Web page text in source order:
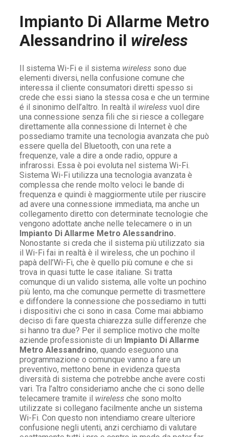
Impianto Di Allarme Metro
Alessandrino il wireless
Il sistema Wi-Fi e il sistema wireless sono due
elementi diversi, nella confusione comune che
interessa il cliente consumatori diretti spesso si
crede che essi siano la stessa cosa e che un termine
é il sinonimo dell’altro. In realtà il wireless vuol dire
una connessione senza fili che si riesce a collegare
direttamente alla connessione di Internet è che
possediamo tramite una tecnologia avanzata che può
essere quella del Bluetooth, con una rete a
frequenze, vale a dire a onde radio, oppure a
infrarossi. Essa è poi evoluta nel sistema Wi-Fi.
Sistema Wi-Fi utilizza una tecnologia avanzata è
complessa che rende molto veloci le bande di
frequenza e quindi è maggiormente utile per riuscire
ad avere una connessione immediata, ma anche un
collegamento diretto con determinate tecnologie che
vengono adottate anche nelle telecamere o in un
Impianto Di Allarme Metro Alessandrino.
Nonostante si creda che il sistema più utilizzato sia
il Wi-Fi fai in realtà è il wireless, che un pochino il
papà dell’Wi-Fi, che è quello più comune e che si
trova in quasi tutte le case italiane. Si tratta
comunque di un valido sistema, alle volte un pochino
più lento, ma che comunque permette di trasmettere
e diffondere la connessione che possediamo in tutti
i dispositivi che ci sono in casa. Come mai abbiamo
deciso di fare questa chiarezza sulle differenze che
si hanno tra due? Per il semplice motivo che molte
aziende professioniste di un Impianto Di Allarme
Metro Alessandrino, quando eseguono una
programmazione o comunque vanno a fare un
preventivo, mettono bene in evidenza questa
diversità di sistema che potrebbe anche avere costi
vari. Tra l’altro consideriamo anche che ci sono delle
telecamere tramite il wireless che sono molto
utilizzate si collegano facilmente anche un sistema
Wi-Fi. Con questo non intendiamo creare ulteriore
confusione negli utenti, anzi cerchiamo di valutare